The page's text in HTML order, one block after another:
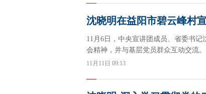
沈晓明在益阳市碧云峰村
11月6日，中央宣讲团成员、省委书
会精神，并与基层党员群众互动交流。
11月11日 09:13